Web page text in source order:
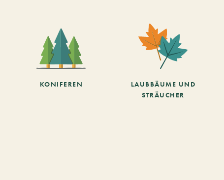
KONIFEREN
LAUBBÄUME UND
STRÄUCHER